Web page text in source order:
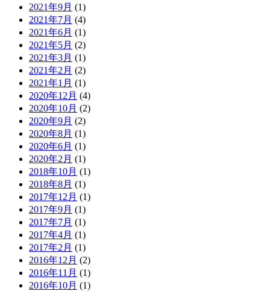
2021年9月 (1)
2021年7月 (4)
2021年6月 (1)
2021年5月 (2)
2021年3月 (1)
2021年2月 (2)
2021年1月 (1)
2020年12月 (4)
2020年10月 (2)
2020年9月 (2)
2020年8月 (1)
2020年6月 (1)
2020年2月 (1)
2018年10月 (1)
2018年8月 (1)
2017年12月 (1)
2017年9月 (1)
2017年7月 (1)
2017年4月 (1)
2017年2月 (1)
2016年12月 (2)
2016年11月 (1)
2016年10月 (1)